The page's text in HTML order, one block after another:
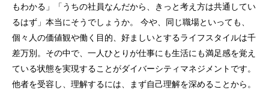
もわかる」「うちの社員なんだから、きっと考え方は共通してい
るはず」本当にそうでしょうか。 今や、同じ職場といっても、
個々人の価値観や働く目的、好ましいとするライフスタイルは千
差万別。その中で、一人ひとりが仕事にも生活にも満足感を覚え
ている状態を実現することがダイバーシティマネジメントです。
他者を受容し、理解するには、まず自己理解を深めることから。